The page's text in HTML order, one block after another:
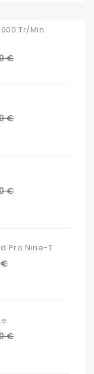
Tr/min
€
€
€
Pro Nine-T
€
€